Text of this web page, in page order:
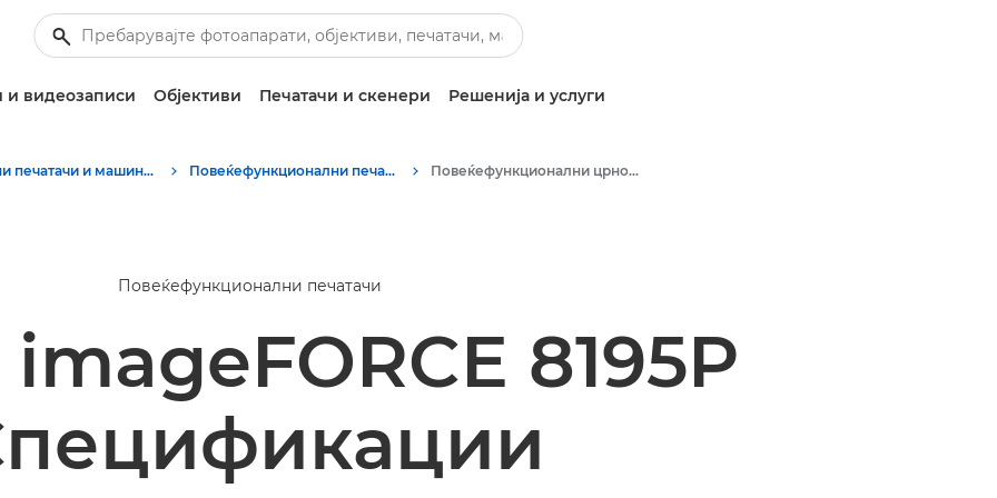
и видеозаписи Објективи Печатачи и скенери Решенија и услуги
Деловни печатачи и машини за факс Повеќефункционални печатачи - сè-во-едно печатачи Повеќефункционални црно-бели печатачи
Повеќефункционални печатачи
8195P